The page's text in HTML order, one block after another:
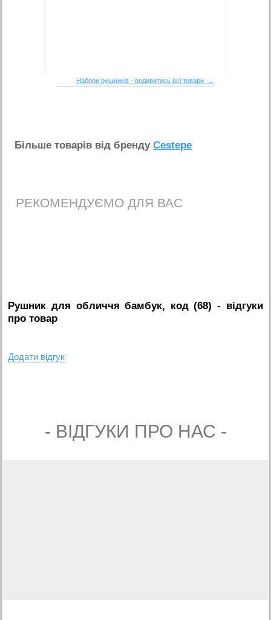
Набори рушників - подивитись всі товари →
Бiльше товарiв вiд брендуCestepe
РЕКОМЕНДУЄМО ДЛЯ ВАС
Рушник для обличчя бамбук, код (68) - вiдгуки
про товар
Додати вiдгук
- ВIДГУКИ ПРО НАС -